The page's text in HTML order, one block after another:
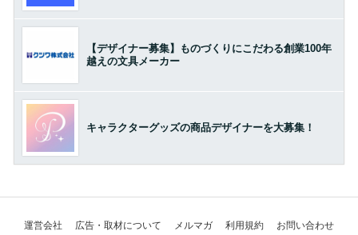
【デザイナー募集】ものづくりにこだわる創業100年
越えの文具メーカー
キャラクターグッズの商品デザイナーを大募集！
運営会社 広告・取材について メルマガ 利用規約 お問い合わせ